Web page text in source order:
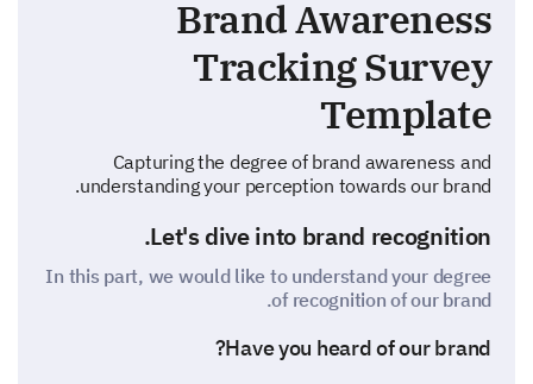
Brand Awareness
Tracking Survey
Template
Capturing the degree of brand awareness and
understanding your perception towards our brand.
Let's dive into brand recognition.
In this part, we would like to understand your degree
of recognition of our brand.
Have you heard of our brand?